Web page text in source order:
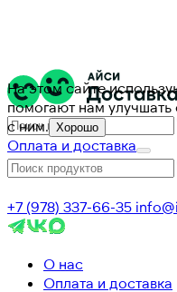
На этом сайте
помогают нам
с ним. Хорошо
Оплата и доставка
+7 (978) 337-66-35
О нас
Оплата и доставка